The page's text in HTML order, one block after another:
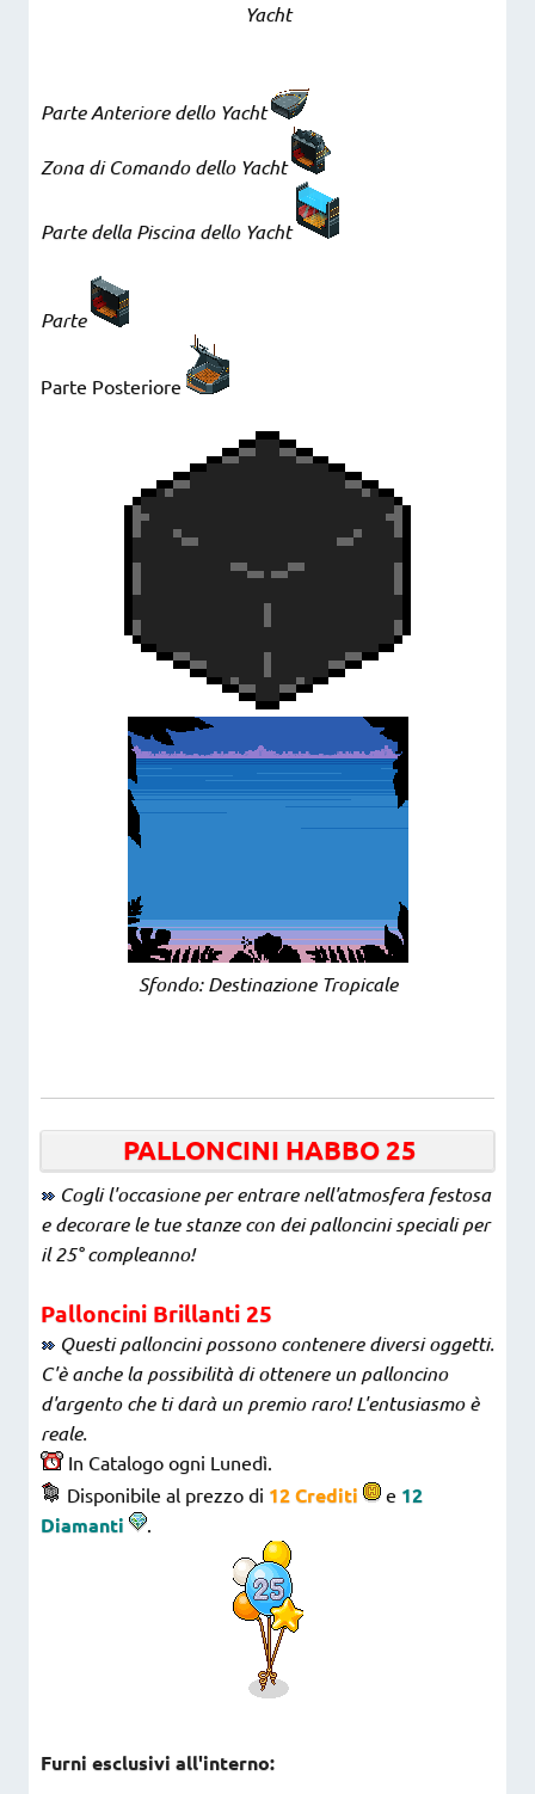
Yacht
Parte Anteriore dello Yacht
Zona di Comando dello Yacht
Parte della Piscina dello Yacht
Parte
Parte Posteriore
Sfondo: Destinazione Tropicale
PALLONCINI HABBO 25
Cogli l'occasione per entrare nell'atmosfera festosa
e decorare le tue stanze con dei palloncini speciali per
il 25° compleanno!
Palloncini Brillanti 25
Questi palloncini possono contenere diversi oggetti.
C'è anche la possibilità di ottenere un palloncino
d'argento che ti darà un premio raro! L'entusiasmo è
reale.
In Catalogo ogni Lunedì.
Disponibile al prezzo di 12 Crediti e 12
Diamanti
.
Furni esclusivi all'interno: